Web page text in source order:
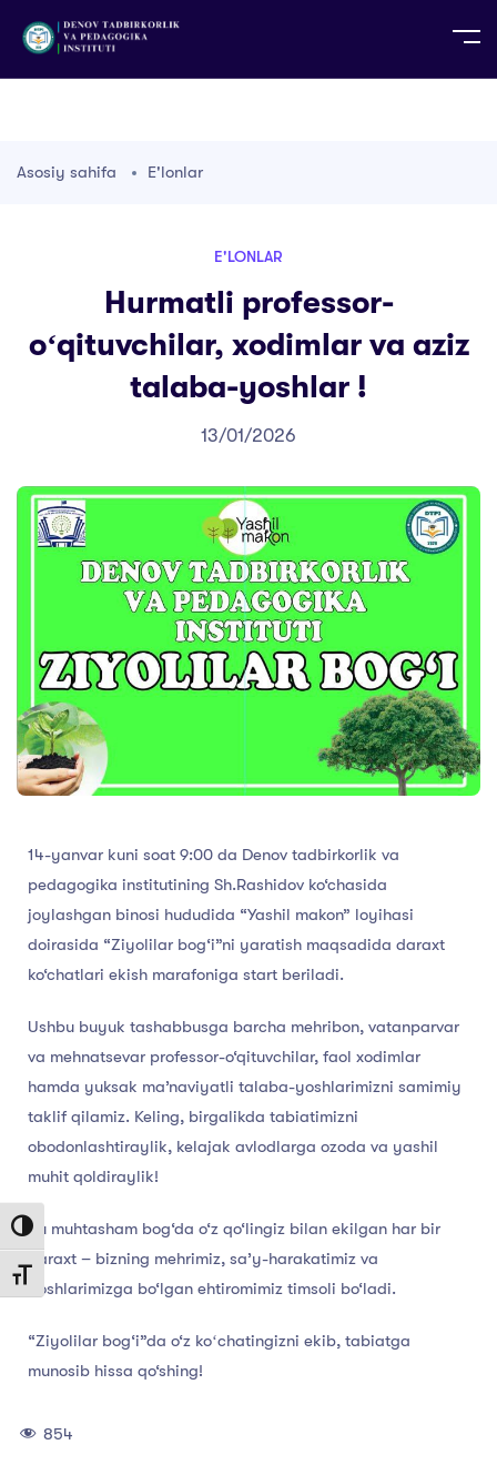
Toggle High Contrast
Toggle Font size
TG TR
Asosiy sahifa E'lonlar
E'LONLAR
Hurmatli professor-
oʻqituvchilar, xodimlar va aziz
talaba-yoshlar !
13/01/2026
14-yanvar kuni soat 9:00 da Denov tadbirkorlik va
pedagogika institutining Sh.Rashidov ko‘chasida
joylashgan binosi hududida “Yashil makon” loyihasi
doirasida “Ziyolilar bog‘i”ni yaratish maqsadida daraxt
ko‘chatlari ekish marafoniga start beriladi.
Ushbu buyuk tashabbusga barcha mehribon, vatanparvar
va mehnatsevar professor-o‘qituvchilar, faol xodimlar
hamda yuksak ma’naviyatli talaba-yoshlarimizni samimiy
taklif qilamiz. Keling, birgalikda tabiatimizni
obodonlashtiraylik, kelajak avlodlarga ozoda va yashil
muhit qoldiraylik!
Bu muhtasham bog‘da o‘z qo‘lingiz bilan ekilgan har bir
daraxt – bizning mehrimiz, sa’y-harakatimiz va
yoshlarimizga bo‘lgan ehtiromimiz timsoli bo‘ladi.
“Ziyolilar bog‘i”da o‘z koʻchatingizni ekib, tabiatga
munosib hissa qo‘shing!
854